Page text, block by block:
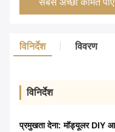
सबसे अच्छी कीमत पाएं
विनिर्देश विवरण
विनिर्देश
प्रमुखता देना:मॉड्यूलर DIY